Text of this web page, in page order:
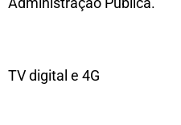
TV digital e 4G